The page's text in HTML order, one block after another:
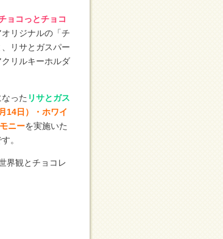
ョコっとチョコ
リジナルの「チ
リサとガスパー
リルキーホルダ
った リサとガス
14日）・ホワイ
ニーを実施いた
。
界観とチョコレ